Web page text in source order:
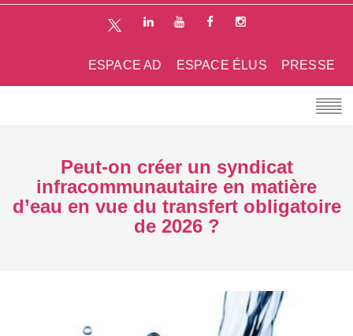
PRESSE
ESPACE ÉLUS
ESPACE AD
Peut-on créer un syndicat
infracommunautaire en matière
d’eau en vue du transfert obligatoire
de 2026 ?